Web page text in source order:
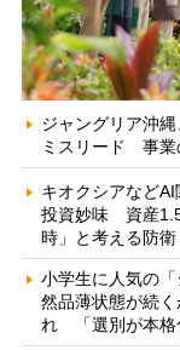
ジャングリア沖
ミスリード 事業
キオクシアなどAI
投資妙味 資産
時」と考える防
小学生に人気の
然品薄状態が続
れ 「選別が本格